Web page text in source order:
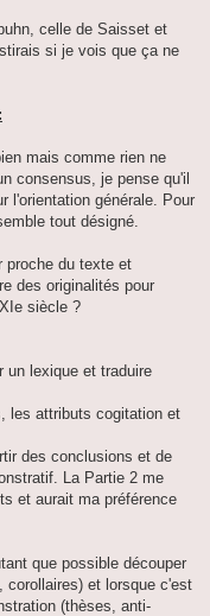
celle de Saisset et
si je vois que ça ne
mais comme rien ne
consensus, je pense qu'il
l'orientation générale. Pour
tout désigné.
proche du texte et
des originalités pour
siècle ?
un lexique et traduire
les attributs cogitation et
des conclusions et de
La Partie 2 me
et aurait ma préférence
que possible découper
corollaires) et lorsque c'est
(thèses, anti-